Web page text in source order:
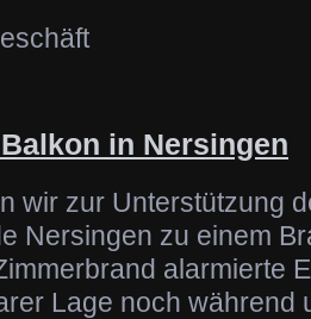
in Nersingen
wir zur Unterstützung
Nersingen zu einem
alarmierte
Lage noch während